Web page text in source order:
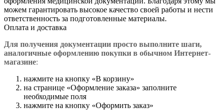
можем гарантировать высокое качество своей работы и нести
ответственность за подготовленные материалы.
Оплата и доставка
Для получения документации просто выполните шаги,
аналогичные оформлению покупки в обычном Интернет-
магазине:
нажмите на кнопку «В корзину»
на странице «Оформление заказа» заполните
необходимые поля
нажмите на кнопку «Оформить заказ»